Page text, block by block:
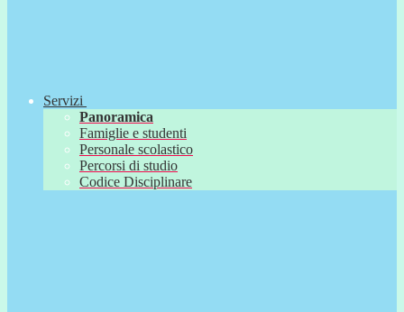
Servizi
Panoramica
Famiglie e studenti
Personale scolastico
Percorsi di studio
Codice Disciplinare